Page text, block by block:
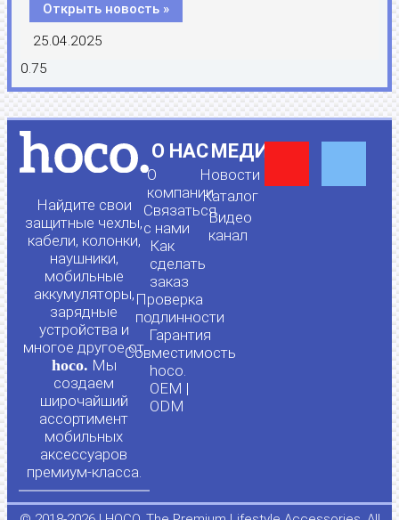
Открыть новость »
25.04.2025
Найдите свои
защитные чехлы,
кабели, колонки,
наушники,
мобильные
аккумуляторы,
зарядные
устройства и
многое другое от
hoco. Мы
создаем
широчайший
ассортимент
мобильных
аксессуаров
премиум-класса.
О НАС
О
компании
Связаться
с нами
Как
сделать
заказ
Проверка
подлинности
Гарантия
Совместимость
hoco.
OEM |
ODM
МЕДИА
Новости
Каталог
Видео
канал